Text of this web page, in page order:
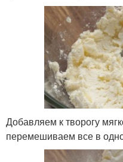
Добавляем к творогу
перемешиваем все в